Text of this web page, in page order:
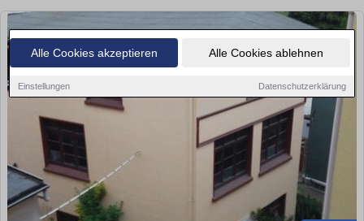
Alle Cookies akzeptieren Alle Cookies ablehnen
Einstellungen Datenschutzerklärung